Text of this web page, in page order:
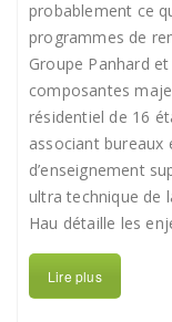
probablement ce
programmes de
Groupe Panhard
composantes
résidentiel de 16
associant bureaux
d’enseignement
ultra technique de
Hau détaille les
Lire plus